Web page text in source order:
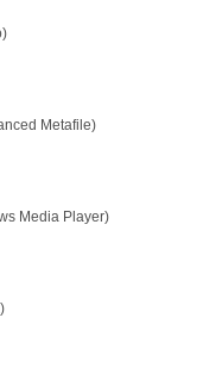
Metafile)
Media Player)